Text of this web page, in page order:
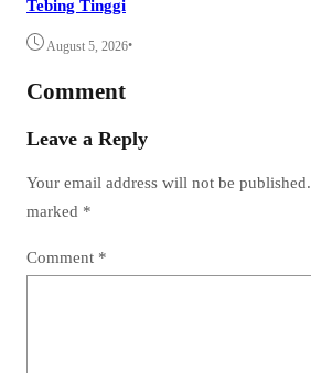
Tebing Tinggi
August 5, 2026•
Comment
Leave a Reply
Your email address will not be published.
marked *
Comment *